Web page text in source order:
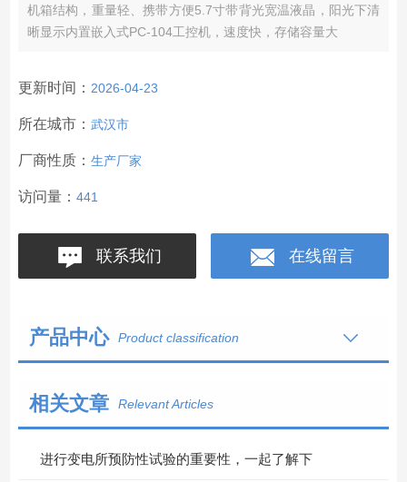
机箱结构，重量轻、携带方便5.7寸带背光宽温液晶，阳光下清
晰显示内置嵌入式PC-104工控机，速度快，存储容量大
更新时间： 2026-04-23
所在城市： 武汉市
厂商性质： 生产厂家
访问量： 441
联系我们 在线留言
产品中心 Product classification
相关文章 Relevant Articles
进行变电所预防性试验的重要性，一起了解下